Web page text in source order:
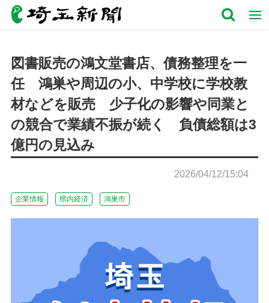
図書販売の鴻文堂書店、債務整理を一
任 鴻巣や周辺の小、中学校に学校教
材などを販売 少子化の影響や同業と
の競合で業績不振が続く 負債総額は3
億円の見込み
2026/04/12/15:04
企業情報 県内経済 鴻巣市